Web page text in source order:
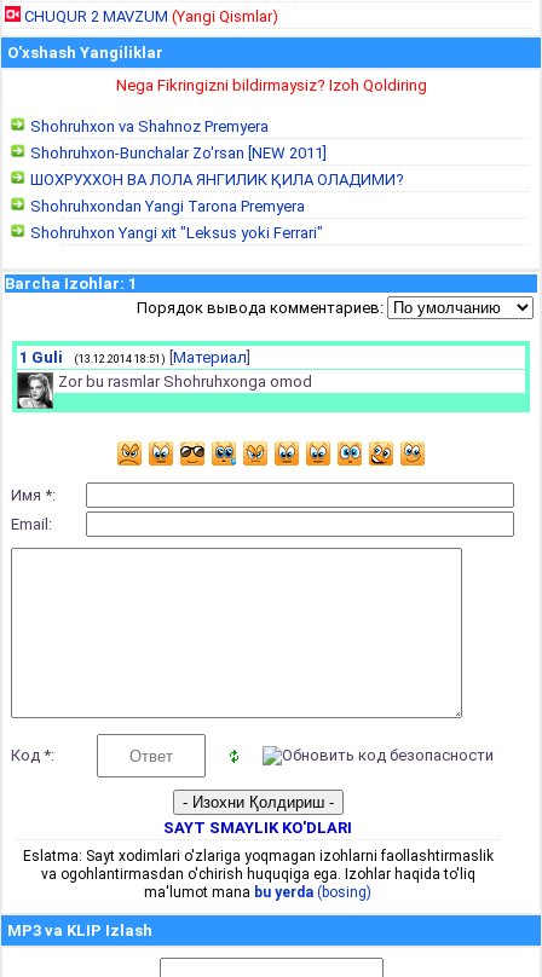
CHUQUR 2 MAVZUM (Yangi Qismlar)
O'xshash Yangiliklar
Nega Fikringizni bildirmaysiz? Izoh Qoldiring
Shohruhxon va Shahnoz Premyera
Shohruhxon-Bunchalar Zo'rsan [NEW 2011]
ШОХРУХХОН ВА ЛОЛА ЯНГИЛИК ҚИЛА ОЛАДИМИ?
Shohruhxondan Yangi Tarona Premyera
Shohruhxon Yangi xit "Leksus yoki Ferrari"
Barcha Izohlar: 1
Порядок вывода комментариев:
1 Guli (13.12.2014 18:51) Материал
Zor bu rasmlar Shohruhxonga omod
Имя *:
Email:
Код *:
SAYT SMAYLIK KO'DLARI
Eslatma: Sayt xodimlari o'zlariga yoqmagan izohlarni faollashtirmaslik
va ogohlantirmasdan o'chirish huquqiga ega. Izohlar haqida to'liq
ma'lumot mana bu yerda (bosing)
MP3 va KLIP Izlash